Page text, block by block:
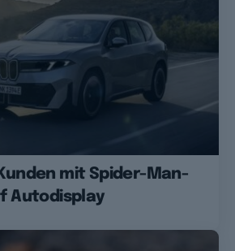
mit Spider-Man-
Autodisplay